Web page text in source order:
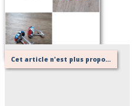
Sur demande
Cet article n'est plus proposé, retournez au menu principal ou contactez moi!